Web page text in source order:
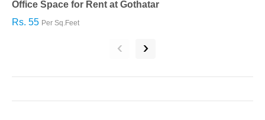
Office Space for Rent at Gothatar
Rs. 55 Per Sq.Feet
‹ ›